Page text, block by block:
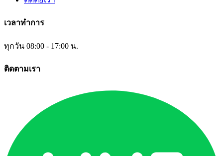
เวลาทำการ
ทุกวัน 08:00 - 17:00 น.
ติดตามเรา